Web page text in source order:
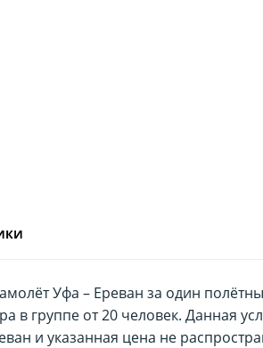
Уфа – Ереван за один
в группе от 20 человек. Данная
и указанная цена не